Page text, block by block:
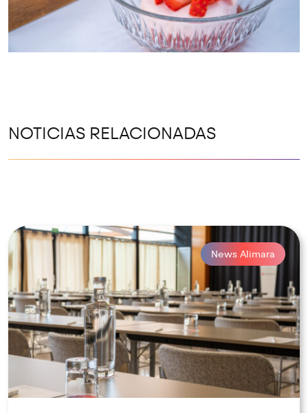
NOTICIAS RELACIONADAS
News Alimara